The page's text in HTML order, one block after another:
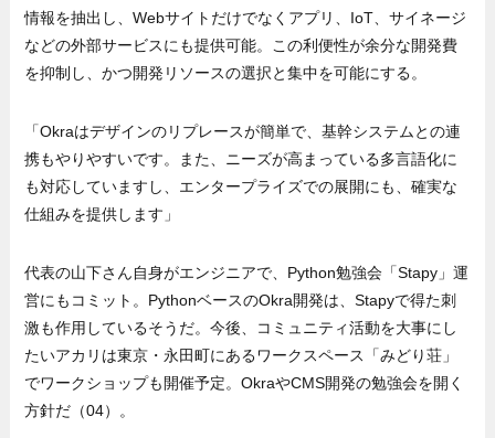
情報を抽出し、Webサイトだけでなくアプリ、IoT、サイネージ
などの外部サービスにも提供可能。この利便性が余分な開発費
を抑制し、かつ開発リソースの選択と集中を可能にする。
「Okraはデザインのリプレースが簡単で、基幹システムとの連
携もやりやすいです。また、ニーズが高まっている多言語化に
も対応していますし、エンタープライズでの展開にも、確実な
仕組みを提供します」
代表の山下さん自身がエンジニアで、Python勉強会「Stapy」運
営にもコミット。PythonベースのOkra開発は、Stapyで得た刺
激も作用しているそうだ。今後、コミュニティ活動を大事にし
たいアカリは東京・永田町にあるワークスペース「みどり荘」
でワークショップも開催予定。OkraやCMS開発の勉強会を開く
方針だ（04）。